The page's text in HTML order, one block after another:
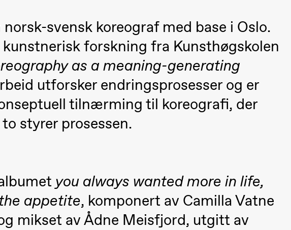
scene (Black Box teater)
svensk koreograf med base i Oslo.
forskning fra Kunsthøgskolen
as a meaning-generating
utforsker endringsprosesser og er
tilnærming til koreografi, der
styrer prosessen.
you always wanted more in life,
appetite, komponert av Camilla Vatne
mikset av Ådne Meisfjord, utgitt av